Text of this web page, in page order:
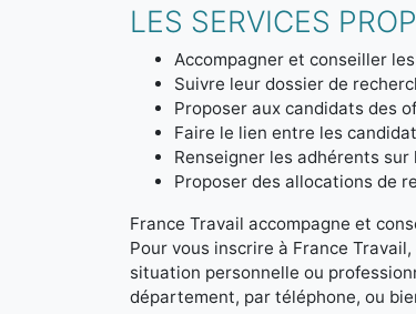
LES SERVICES
Accompagner et conseiller
Suivre leur dossier de
Proposer aux candidats des
Faire le lien entre les
Renseigner les adhérents sur
Proposer des allocations de
France Travail accompagne et
Pour vous inscrire à France
situation personnelle ou
département, par téléphone, ou